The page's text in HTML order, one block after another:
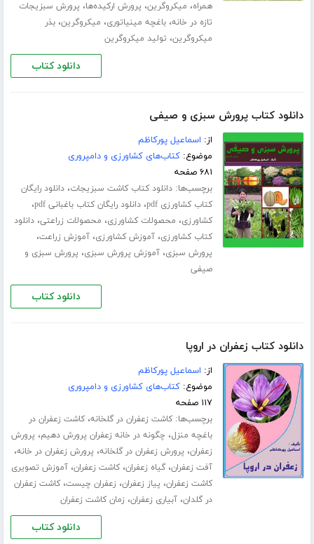
همراه، میکروگرین، پرورش ارکیده‌ها، پرورش سبزیجات
تازه در خانه،باغچه مینیاتوری، میکروگرین،بذر
میکروگرین، تولید میکروگرین
دانلود کتاب
دانلود کتاب پرورش سبزی و صیفی
از: اسماعیل پورکاظم
موضوع:کتاب‌های کشاورزی و دامپروری
۶۸۱ صفحه
برچسب‌ها:دانلود کتاب کاشت سبزیجات،دانلود رایگان
کتاب کشاورزی pdf
،دانلود رایگان کتاب باغبانی pdf ،
کشاورزی، محصولات کشاورزی، محصولات زراعتی،دانلود
کتاب کشاورزی،آموزش کشاورزی،آموزش زراعت،
پرورش سبزی،آموزش پرورش سبزی، پرورش سبزی و
صیفی
دانلود کتاب
دانلود کتاب زعفران در اروپا
از: اسماعیل پورکاظم
موضوع:کتاب‌های کشاورزی و دامپروری
۱۱۷ صفحه
برچسب‌ها:کاشت زعفران در گلخانه،کاشت زعفران در
باغچه منزل، چگونه در خانه زعفران پرورش دهیم، پرورش
زعفران، پرورش زعفران در گلخانه، پرورش زعفران در خانه،
آفت زعفران،گیاه زعفران،کاشت زعفران،آموزش تصویری
کاشت زعفران، پیاز زعفران، زعفران چیست،کاشت زعفران
در گلدان،آبیاری زعفران، زمان کاشت زعفران
دانلود کتاب